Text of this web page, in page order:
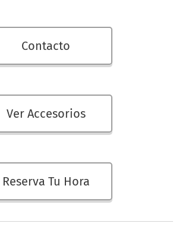
Contacto
Ver Accesorios
Reserva Tu Hora